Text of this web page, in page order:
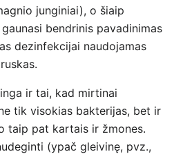
junginiai), o šiaip
bendrinis pavadinimas
dezinfekcijai naudojamas
ir tai, kad mirtinai
tik visokias bakterijas, bet ir
taip pat kartais ir žmones.
(ypač gleivinę, pvz.,